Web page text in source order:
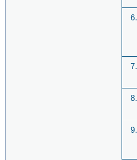
6.
7.
8.
9.